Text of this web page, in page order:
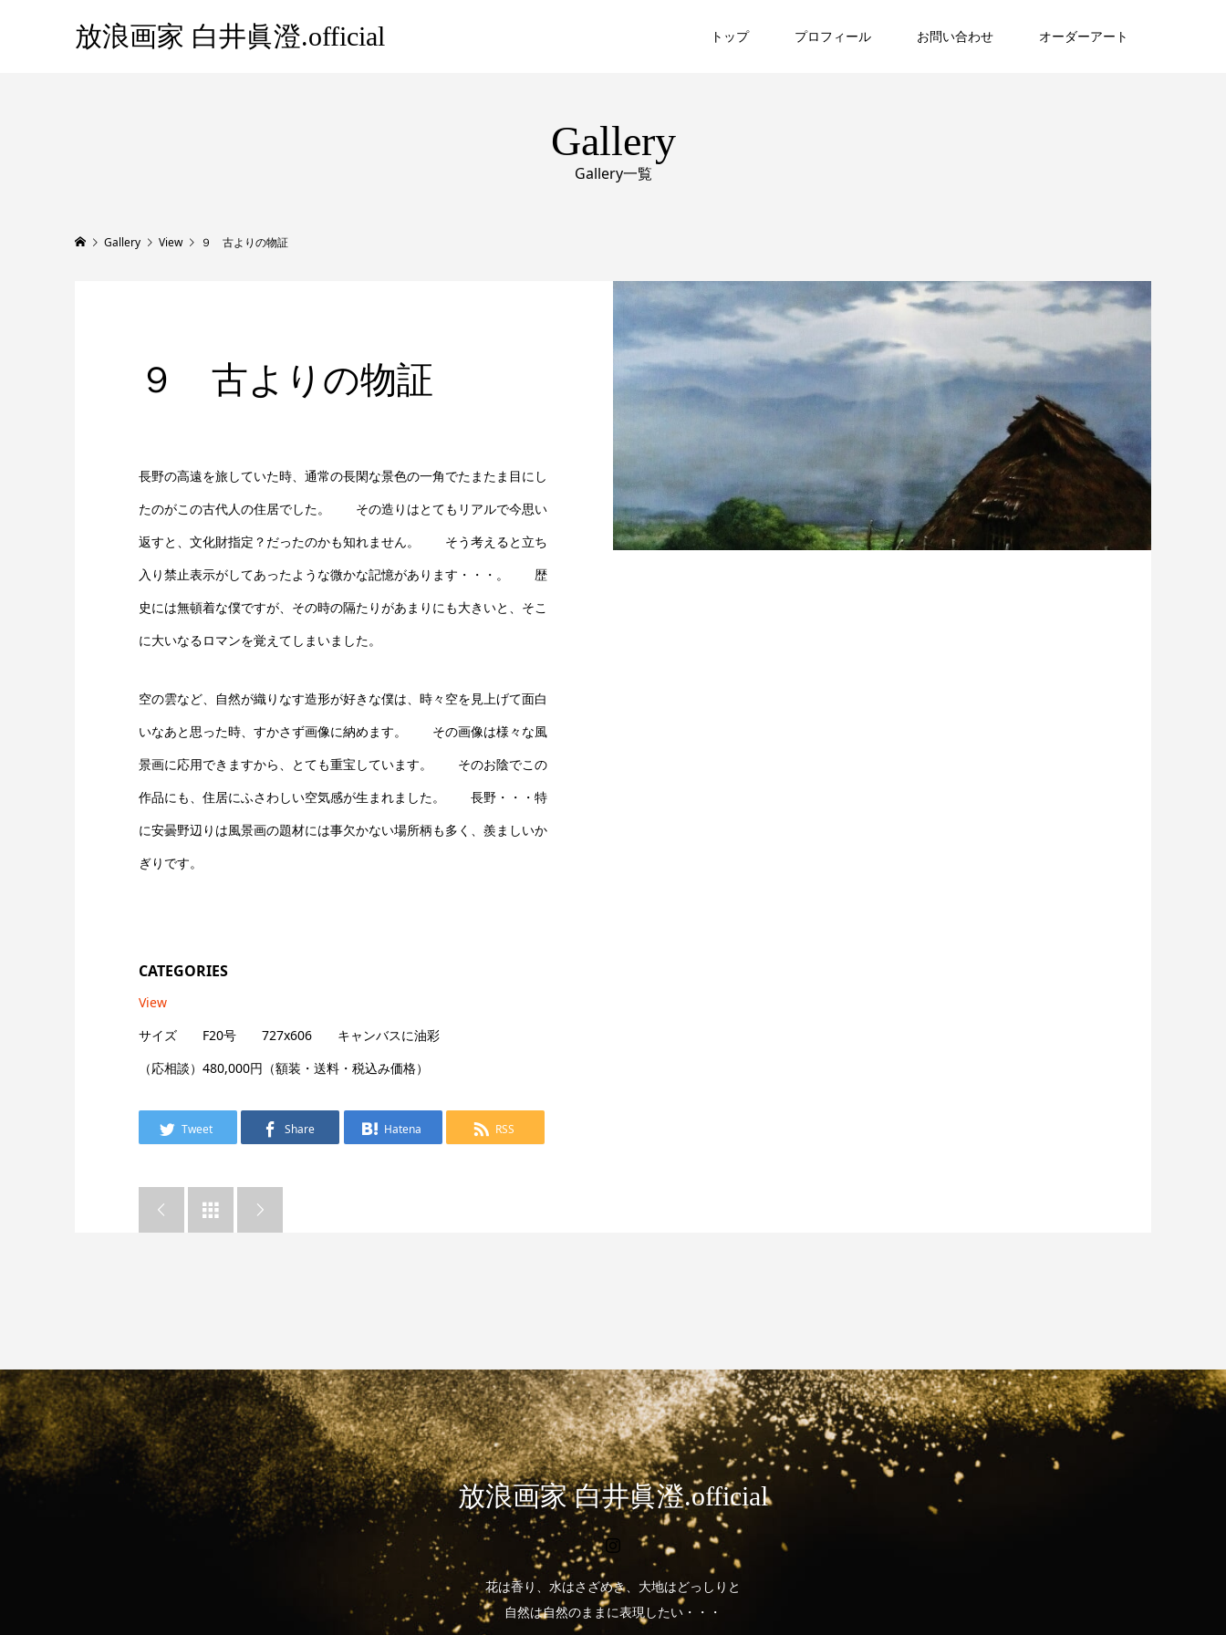
放浪画家 白井眞澄.official トップ プロフィール お問い合わせ オーダーアート
Gallery
Gallery一覧
Gallery View ９ 古よりの物証
９ 古よりの物証
長野の高遠を旅していた時、通常の長閑な景色の一角でたまたま目にし
たのがこの古代人の住居でした。 その造りはとてもリアルで今思い
返すと、文化財指定？だったのかも知れません。 そう考えると立ち
入り禁止表示がしてあったような微かな記憶があります・・・。 歴
史には無頓着な僕ですが、その時の隔たりがあまりにも大きいと、そこ
に大いなるロマンを覚えてしまいました。
空の雲など、自然が織りなす造形が好きな僕は、時々空を見上げて面白
いなあと思った時、すかさず画像に納めます。 その画像は様々な風
景画に応用できますから、とても重宝しています。 そのお陰でこの
作品にも、住居にふさわしい空気感が生まれました。 長野・・・特
に安曇野辺りは風景画の題材には事欠かない場所柄も多く、羨ましいか
ぎりです。
CATEGORIES
View
サイズ F20号 727x606 キャンバスに油彩
（応相談）480,000円（額装・送料・税込み価格）
Tweet Share Hatena RSS
  
放浪画家 白井眞澄.official
花は香り、水はさざめき、大地はどっしりと
自然は自然のままに表現したい・・・